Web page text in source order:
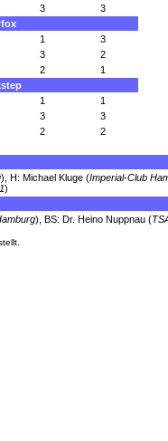
3
3
1
3
3
2
2
1
1
1
3
3
2 2
), H: Michael Kluge (Imperial-Club
)
), BS: Dr. Heino Nuppnau (